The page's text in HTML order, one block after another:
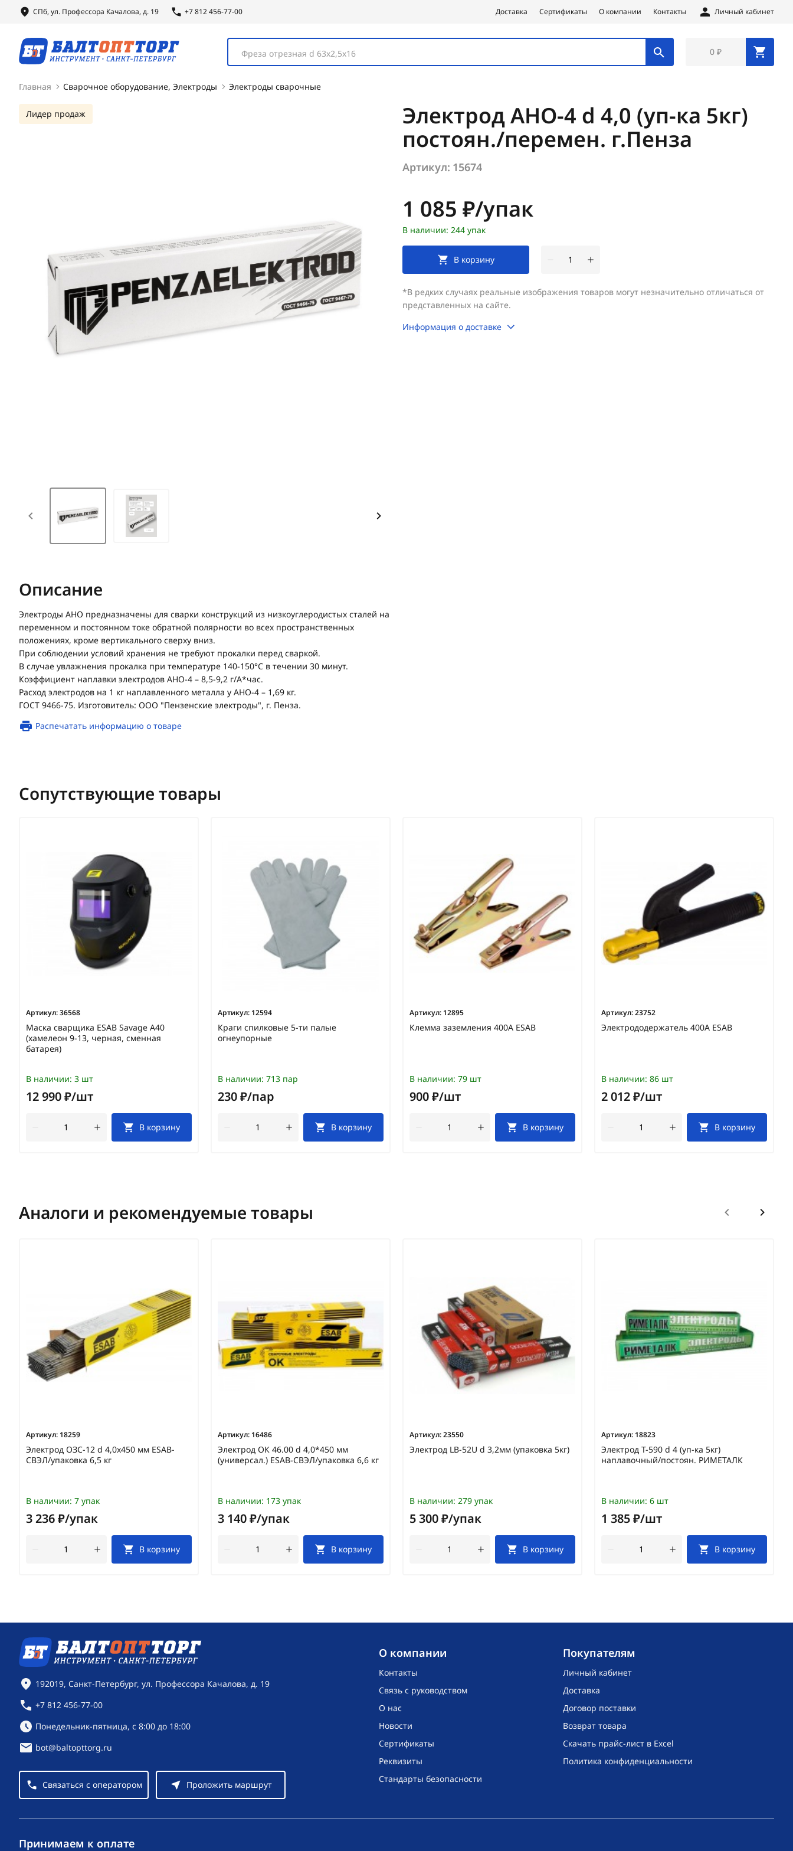
СПб, ул. Профессора Качалова, д. 19 +7 812 456-77-00 Доставка Сертификаты О компании Контакты Личный кабинет
Фреза отрезная d 63х2,5х16 0 ₽
Главная Сварочное оборудование, Электроды Электроды сварочные
Электрод АНО-4 d 4,0 (уп-ка 5кг)
постоян./перемен. г.Пенза
Артикул: 15674
Цена:
1 085 ₽/упак
В наличии: 244 упак
В корзину
*В редких случаях реальные изображения товаров могут незначительно отличаться от
представленных на сайте.
Информация о доставке
Лидер продаж
Описание
Электроды АНО предназначены для сварки конструкций из низкоуглеродистых сталей на
переменном и постоянном токе обратной полярности во всех пространственных
положениях, кроме вертикального сверху вниз.
При соблюдении условий хранения не требуют прокалки перед сваркой.
В случае увлажнения прокалка при температуре 140-150°С в течении 30 минут.
Коэффициент наплавки электродов АНО-4 – 8,5-9,2 г/А*час.
Расход электродов на 1 кг наплавленного металла у АНО-4 – 1,69 кг.
ГОСТ 9466-75. Изготовитель: ООО "Пензенские электроды", г. Пенза.
Распечатать информацию о товаре
Сопутствующие товары
Артикул:36568
Маска сварщика ESAB Savage A40
(хамелеон 9-13, черная, сменная
батарея)
В наличии: 3 шт
12 990 ₽/шт
В корзину
Артикул: 12594
Краги спилковые 5-ти палые
огнеупорные
В наличии: 713 пар
230 ₽/пар
В корзину
Артикул: 12895
Клемма заземления 400А ESAB
В наличии: 79 шт
900 ₽/шт
В корзину
Артикул:23752
Электрододержатель 400А ESAB
В наличии: 86 шт
2 012 ₽/шт
В корзину
Аналоги и рекомендуемые товары
Артикул: 18259
Электрод ОЗС-12 d 4,0х450 мм ESAB-
СВЭЛ/упаковка 6,5 кг
В наличии: 7 упак
3 236 ₽/упак
В корзину
Артикул: 16486
Электрод ОК 46.00 d 4,0*450 мм
(универсал.) ESAB-СВЭЛ/упаковка 6,6 кг
В наличии: 173 упак
3 140 ₽/упак
В корзину
Артикул:23550
Электрод LB-52U d 3,2мм (упаковка 5кг)
В наличии: 279 упак
5 300 ₽/упак
В корзину
Артикул: 18823
Электрод Т-590 d 4 (уп-ка 5кг)
наплавочный/постоян. РИМЕТАЛК
В наличии: 6 шт
1 385 ₽/шт
В корзину
O компании
Контакты
Связь с руководством
О нас
Новости
Сертификаты
Реквизиты
Стандарты безопасности
Покупателям
Личный кабинет
Доставка
Договор поставки
Возврат товара
Скачать прайс-лист в Excel
Политика конфиденциальности
Контактная информация
192019, Санкт-Петербург, ул. Профессора Качалова, д. 19
+7 812 456-77-00
Режим работы:
Понедельник-пятница, с 8:00 до 18:00
bot@baltopttorg.ru
Связаться с оператором Проложить маршрут
Принимаем к оплате